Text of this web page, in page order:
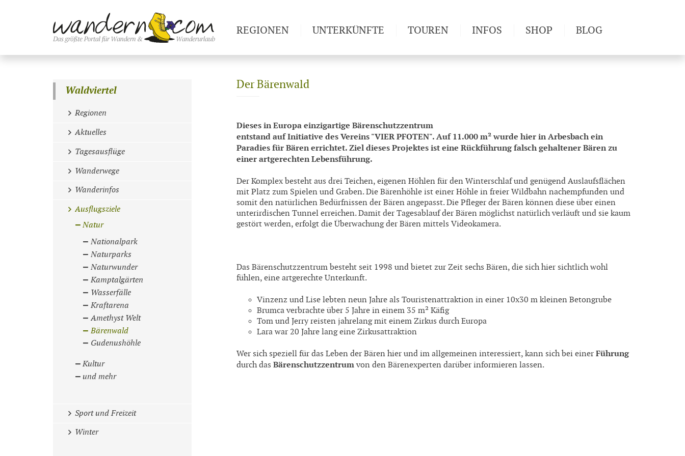
Der Bärenwald
Dieses in Europa einzigartige Bärenschutzzentrum
entstand auf Initiative des Vereins "VIER PFOTEN". Auf 11.000 m² wurde hier in Arbesbach ein
Paradies für Bären errichtet. Ziel dieses Projektes ist eine Rückführung falsch gehaltener Bären zu
einer artgerechten Lebensführung.
Der Komplex besteht aus drei Teichen, eigenen Höhlen für den Winterschlaf und genügend Auslaufsflächen
mit Platz zum Spielen und Graben. Die Bärenhöhle ist einer Höhle in freier Wildbahn nachempfunden und
somit den natürlichen Bedürfnissen der Bären angepasst. Die Pfleger der Bären können diese über einen
unterirdischen Tunnel erreichen. Damit der Tagesablauf der Bären möglichst natürlich verläuft und sie kaum
gestört werden, erfolgt die Überwachung der Bären mittels Videokamera.
Das Bärenschutzzentrum besteht seit 1998 und bietet zur Zeit sechs Bären, die sich hier sichtlich wohl
fühlen, eine artgerechte Unterkunft.
Vinzenz und Lise lebten neun Jahre als Touristenattraktion in einer 10x30 m kleinen Betongrube
Brumca verbrachte über 5 Jahre in einem 35 m² Käfig
Tom und Jerry reisten jahrelang mit einem Zirkus durch Europa
Lara war 20 Jahre lang eine Zirkusattraktion
Wer sich speziell für das Leben der Bären hier und im allgemeinen interessiert, kann sich bei einer Führung
durch das Bärenschutzzentrumvon den Bärenexperten darüber informieren lassen.
Waldviertel
Regionen
Aktuelles
Tagesausflüge
Wanderwege
Wanderinfos
Ausflugsziele
Natur
Nationalpark
Naturparks
Naturwunder
Kamptalgärten
Wasserfälle
Kraftarena
Amethyst Welt
Bärenwald
Gudenushöhle
Kultur
und mehr
Sport und Freizeit
Winter
REGIONEN UNTERKÜNFTE TOUREN INFOS
Newsletter
SHOP BLOG